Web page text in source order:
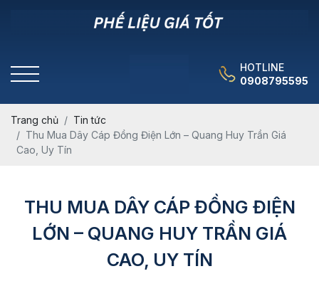
HOTLINE
0908795595
Trang chủ
Tin tức
Thu Mua Dây Cáp Đồng Điện Lớn – Quang Huy Trần Giá
Cao, Uy Tín
THU MUA DÂY CÁP ĐỒNG ĐIỆN
LỚN – QUANG HUY TRẦN GIÁ
CAO, UY TÍN